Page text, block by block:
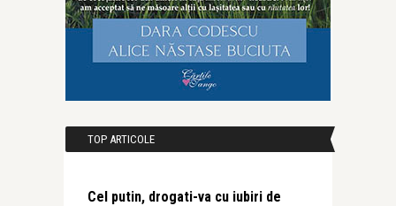
TOP ARTICOLE
Cel putin, drogati-va cu iubiri de